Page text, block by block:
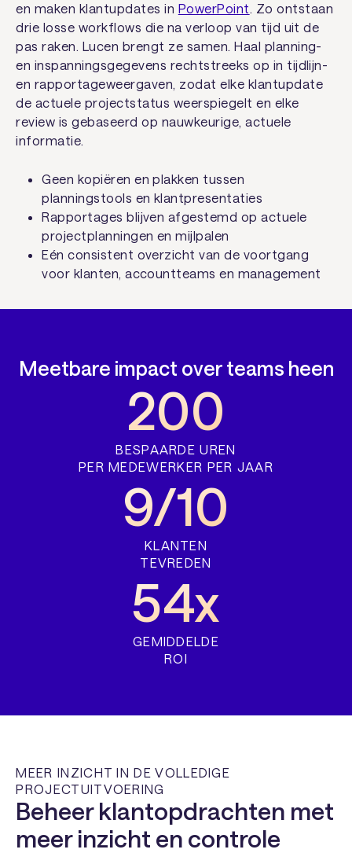
en maken klantupdates in PowerPoint. Zo ontstaan
drie losse workflows die na verloop van tijd uit de
pas raken. Lucen brengt ze samen. Haal planning-
en inspanningsgegevens rechtstreeks op in tijdlijn-
en rapportageweergaven, zodat elke klantupdate
de actuele projectstatus weerspiegelt en elke
review is gebaseerd op nauwkeurige, actuele
informatie.
Geen kopiëren en plakken tussen
planningstools en klantpresentaties
Rapportages blijven afgestemd op actuele
projectplanningen en mijlpalen
Eén consistent overzicht van de voortgang
voor klanten, accountteams en management
Meetbare impact over teams heen
200
BESPAARDE UREN
PER MEDEWERKER PER JAAR
9/10
KLANTEN
TEVREDEN
54x
GEMIDDELDE
ROI
MEER INZICHT IN DE VOLLEDIGE
PROJECTUITVOERING
Beheer klantopdrachten met
meer inzicht en controle